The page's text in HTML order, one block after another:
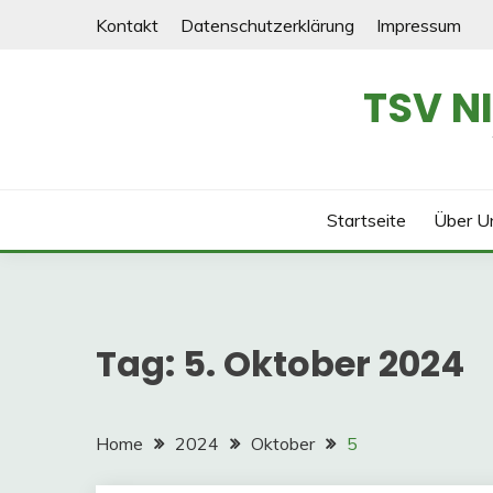
Kontakt Datenschutzerklärung Impressum
TSV
Startseite Über
Tag: 5. Oktober 2024
Home 2024 Oktober 5